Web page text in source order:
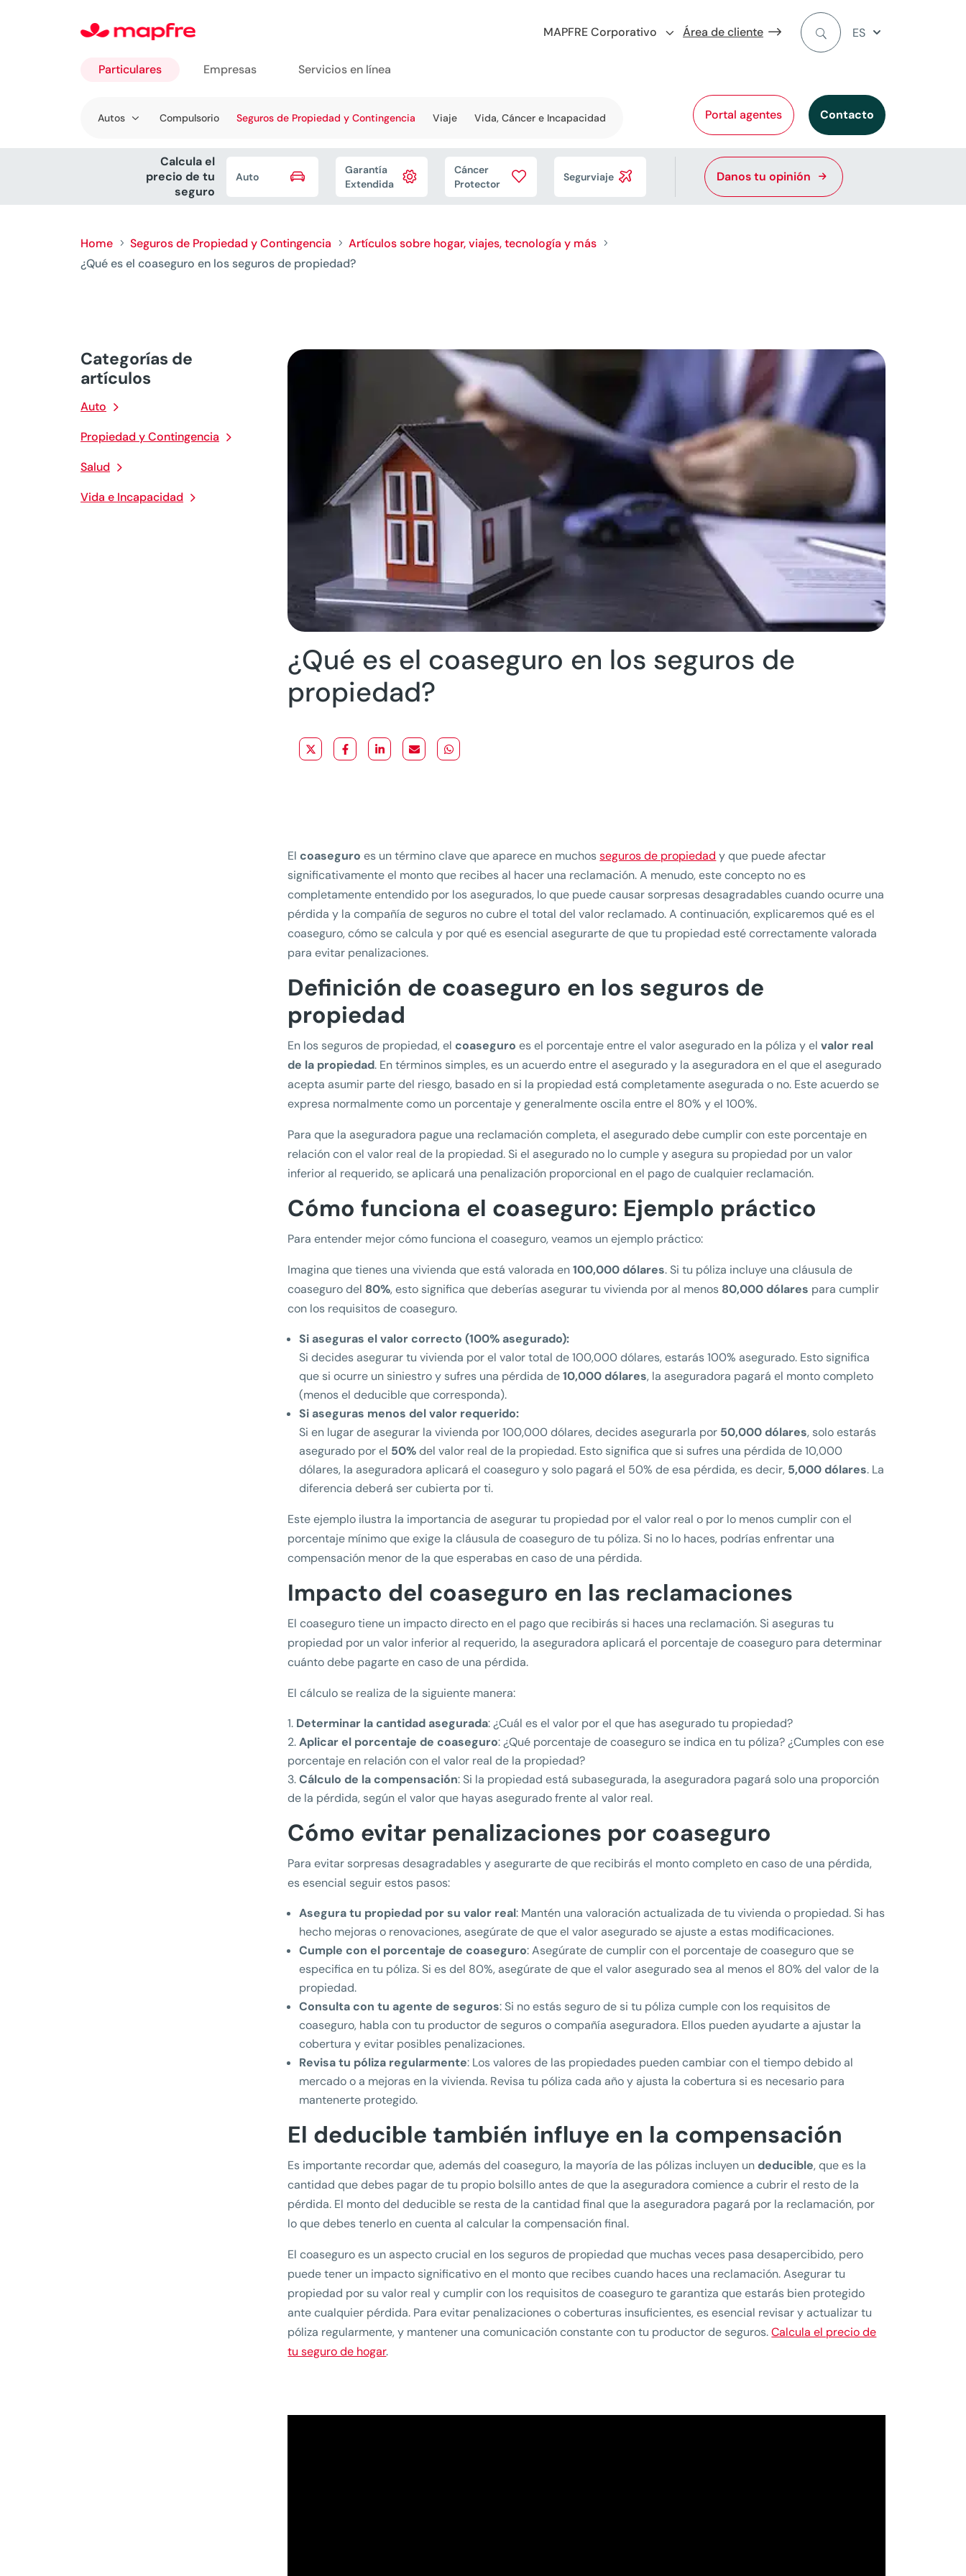
MAPFRE Corporativo Área de cliente
Portal agentes Contacto
ES
Particulares
Ir a
Autos Compulsorio Seguros de Propiedad y Contingencia Viaje Vida, Cáncer e Incapacidad
Empresas Servicios en línea
Calcula el
precio de tu
seguro

Auto 
Garantía
Extendida

Cáncer
Protector

Segurviaje Danos tu opinión
Home 5 Seguros de Propiedad y Contingencia 5 Artículos sobre hogar, viajes, tecnología y más 5
¿Qué es el coaseguro en los seguros de propiedad?
Categorías de
artículos
Auto
Propiedad y Contingencia
Salud
Vida e Incapacidad
¿Qué es el coaseguro en los seguros de
propiedad?
Elcoaseguro es un término clave que aparece en muchosseguros de propiedad y que puede afectar
significativamente el monto que recibes al hacer una reclamación. A menudo, este concepto no es
completamente entendido por los asegurados, lo que puede causar sorpresas desagradables cuando ocurre una
pérdida y la compañía de seguros no cubre el total del valor reclamado. A continuación, explicaremos qué es el
coaseguro, cómo se calcula y por qué es esencial asegurarte de que tu propiedad esté correctamente valorada
para evitar penalizaciones.
Definición de coaseguro en los seguros de
propiedad
En los seguros de propiedad, elcoaseguro es el porcentaje entre el valor asegurado en la póliza y elvalor real
de la propiedad. En términos simples, es un acuerdo entre el asegurado y la aseguradora en el que el asegurado
acepta asumir parte del riesgo, basado en si la propiedad está completamente asegurada o no. Este acuerdo se
expresa normalmente como un porcentaje y generalmente oscila entre el 80% y el 100%.
Para que la aseguradora pague una reclamación completa, el asegurado debe cumplir con este porcentaje en
relación con el valor real de la propiedad. Si el asegurado no lo cumple y asegura su propiedad por un valor
inferior al requerido, se aplicará una penalización proporcional en el pago de cualquier reclamación.
Cómo funciona el coaseguro: Ejemplo práctico
Para entender mejor cómo funciona el coaseguro, veamos un ejemplo práctico:
Imagina que tienes una vivienda que está valorada en100,000 dólares. Si tu póliza incluye una cláusula de
coaseguro del 80%, esto significa que deberías asegurar tu vivienda por al menos 80,000 dólares para cumplir
con los requisitos de coaseguro.
Si aseguras el valor correcto (100% asegurado):
Si decides asegurar tu vivienda por el valor total de 100,000 dólares, estarás 100% asegurado. Esto significa
que si ocurre un siniestro y sufres una pérdida de10,000 dólares, la aseguradora pagará el monto completo
(menos el deducible que corresponda).
Si aseguras menos del valor requerido:
Si en lugar de asegurar la vivienda por 100,000 dólares, decides asegurarla por 50,000 dólares, solo estarás
asegurado por el 50%del valor real de la propiedad. Esto significa que si sufres una pérdida de 10,000
dólares, la aseguradora aplicará el coaseguro y solo pagará el 50% de esa pérdida, es decir, 5,000 dólares. La
diferencia deberá ser cubierta por ti.
Este ejemplo ilustra la importancia de asegurar tu propiedad por el valor real o por lo menos cumplir con el
porcentaje mínimo que exige la cláusula de coaseguro de tu póliza. Si no lo haces, podrías enfrentar una
compensación menor de la que esperabas en caso de una pérdida.
Impacto del coaseguro en las reclamaciones
El coaseguro tiene un impacto directo en el pago que recibirás si haces una reclamación. Si aseguras tu
propiedad por un valor inferior al requerido, la aseguradora aplicará el porcentaje de coaseguro para determinar
cuánto debe pagarte en caso de una pérdida.
El cálculo se realiza de la siguiente manera:
Determinar la cantidad asegurada: ¿Cuál es el valor por el que has asegurado tu propiedad?
Aplicar el porcentaje de coaseguro: ¿Qué porcentaje de coaseguro se indica en tu póliza? ¿Cumples con ese
porcentaje en relación con el valor real de la propiedad?
Cálculo de la compensación: Si la propiedad está subasegurada, la aseguradora pagará solo una proporción
de la pérdida, según el valor que hayas asegurado frente al valor real.
Cómo evitar penalizaciones por coaseguro
Para evitar sorpresas desagradables y asegurarte de que recibirás el monto completo en caso de una pérdida,
es esencial seguir estos pasos:
Asegura tu propiedad por su valor real: Mantén una valoración actualizada de tu vivienda o propiedad. Si has
hecho mejoras o renovaciones, asegúrate de que el valor asegurado se ajuste a estas modificaciones.
Cumple con el porcentaje de coaseguro: Asegúrate de cumplir con el porcentaje de coaseguro que se
especifica en tu póliza. Si es del 80%, asegúrate de que el valor asegurado sea al menos el 80% del valor de la
propiedad.
Consulta con tu agente de seguros: Si no estás seguro de si tu póliza cumple con los requisitos de
coaseguro, habla con tu productor de seguros o compañía aseguradora. Ellos pueden ayudarte a ajustar la
cobertura y evitar posibles penalizaciones.
Revisa tu póliza regularmente: Los valores de las propiedades pueden cambiar con el tiempo debido al
mercado o a mejoras en la vivienda. Revisa tu póliza cada año y ajusta la cobertura si es necesario para
mantenerte protegido.
El deducible también influye en la compensación
Es importante recordar que, además del coaseguro, la mayoría de las pólizas incluyen undeducible, que es la
cantidad que debes pagar de tu propio bolsillo antes de que la aseguradora comience a cubrir el resto de la
pérdida. El monto del deducible se resta de la cantidad final que la aseguradora pagará por la reclamación, por
lo que debes tenerlo en cuenta al calcular la compensación final.
El coaseguro es un aspecto crucial en los seguros de propiedad que muchas veces pasa desapercibido, pero
puede tener un impacto significativo en el monto que recibes cuando haces una reclamación. Asegurar tu
propiedad por su valor real y cumplir con los requisitos de coaseguro te garantiza que estarás bien protegido
ante cualquier pérdida. Para evitar penalizaciones o coberturas insuficientes, es esencial revisar y actualizar tu
póliza regularmente, y mantener una comunicación constante con tu productor de seguros.Calcula el precio de
tu seguro de hogar.